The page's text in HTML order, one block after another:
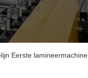
Eerste lamineermachine